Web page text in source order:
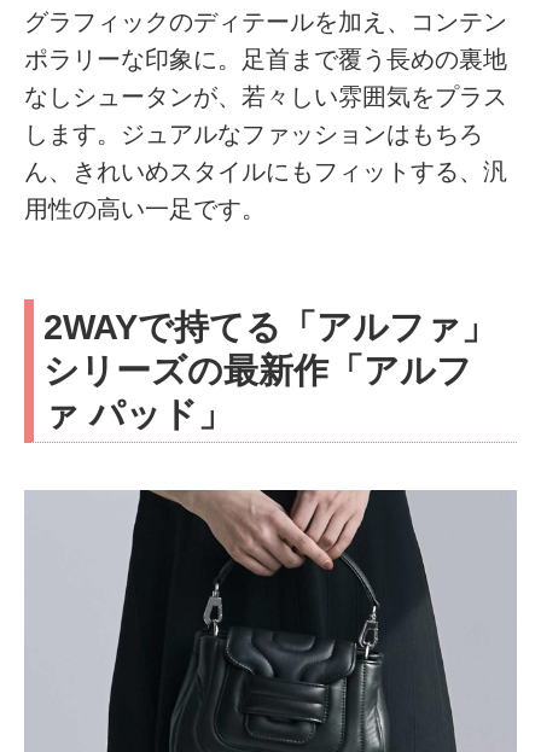
グラフィックのディテールを加え、コンテン
ポラリーな印象に。足首まで覆う長めの裏地
なしシュータンが、若々しい雰囲気をプラス
します。ジュアルなファッションはもちろ
ん、きれいめスタイルにもフィットする、汎
用性の高い一足です。
2WAYで持てる「アルファ」
シリーズの最新作「アルフ
ァ パッド」